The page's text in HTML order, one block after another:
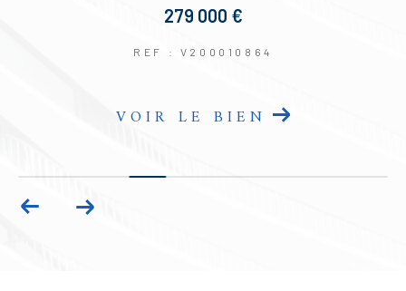
279 000 €
REF : V200010864
VOIR LE BIEN